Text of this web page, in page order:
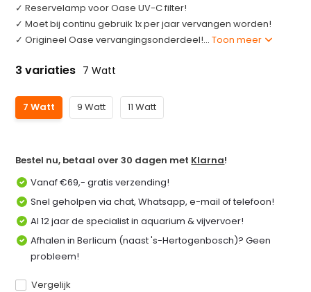
✓ Reservelamp voor Oase UV-C filter!
✓ Moet bij continu gebruik 1x per jaar vervangen worden!
✓ Origineel Oase vervangingsonderdeel!...Toon meer
3 variaties 7 Watt
7 Watt 9 Watt 11 Watt
Bestel nu, betaal over 30 dagen met Klarna!
Vanaf €69,- gratis verzending!
Snel geholpen via chat, Whatsapp, e-mail of telefoon!
Al 12 jaar de specialist in aquarium & vijvervoer!
Afhalen in Berlicum (naast 's-Hertogenbosch)? Geen
probleem!
Vergelijk